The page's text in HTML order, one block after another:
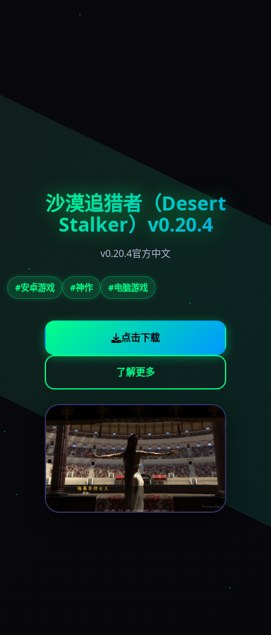
沙漠追猎者（Desert
Stalker）v0.20.4
v0.20.4官方中文
#安卓游戏 #神作 #电脑游戏
点击下载
了解更多